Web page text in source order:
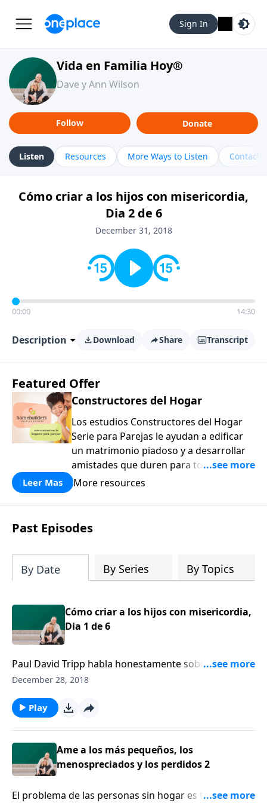
Sign In
Vida en Familia Hoy®
Dave y Ann Wilson
Follow Donate
Listen Resources More Ways to Listen Contact
Cómo criar a los hijos con misericordia,
Dia 2 de 6
December 31, 2018
00:00 14:30
Description Download Share Transcript
Featured Offer
Constructores del Hogar
Los estudios Constructores del Hogar
Serie para Parejas le ayudan a edificar
un matrimonio piadoso y a desarrollar
amistades que duren para toda la vida.
¡Únase a uno de los estudios de grupos
a casa los principios de la Palabra de
Dios para compartirlos con su familia,
su iglesia y su comunidad!
Leer Mas More resources
Past Episodes
By Date By Series By Topics
Cómo criar a los hijos con misericordia,
Dia 1 de 6
Paul David Tripp habla honestamente sobre cómo
criar hijos con el amor, la sabiduría y la misericordia
padres que la ley no tiene poder para cambiar el
corazón. Solo la gracia puede hacerlo.
December 28, 2018
Play
Ame a los más pequeños, los
menospreciados y los perdidos 2
El problema de las personas sin hogar es tan grande